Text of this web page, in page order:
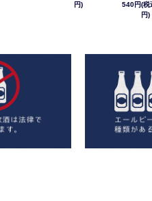
円)
540円(税
円)